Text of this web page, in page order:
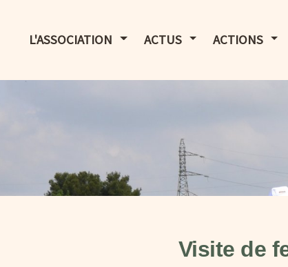
L'ASSOCIATION AFFICHER LE MENU
ACTUS AFFICHER LE MENU
ACTIONS
Visite de